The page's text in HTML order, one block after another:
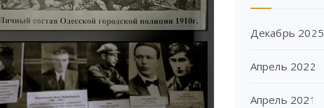
Декабрь 2025
Апрель 2022
Апрель 2021